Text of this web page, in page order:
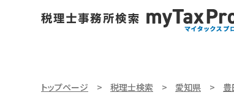
トップページ 税理士検索 愛知県 豊